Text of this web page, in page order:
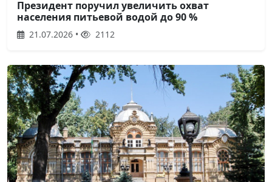
Президент поручил увеличить охват
населения питьевой водой до 90 %
21.07.2026 • 2112